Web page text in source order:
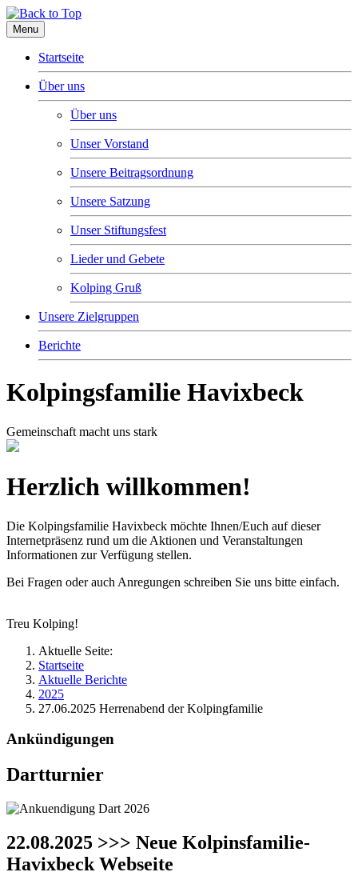
Menu
Startseite
Über uns
Über uns
Unser Vorstand
Unsere Beitragsordnung
Unsere Satzung
Unser Stiftungsfest
Lieder und Gebete
Kolping Gruß
Unsere Zielgruppen
Berichte
Kolpingsfamilie Havixbeck
Gemeinschaft macht uns stark
Herzlich willkommen!
Die Kolpingsfamilie Havixbeck möchte Ihnen/Euch auf dieser
Internetpräsenz rund um die Aktionen und Veranstaltungen
Informationen zur Verfügung stellen.
Bei Fragen oder auch Anregungen schreiben Sie uns bitte einfach.
Treu Kolping!
Aktuelle Seite:
Startseite
Aktuelle Berichte
2025
27.06.2025 Herrenabend der Kolpingfamilie
Ankündigungen
Dartturnier
22.08.2025 >>> Neue Kolpinsfamilie-
Havixbeck Webseite